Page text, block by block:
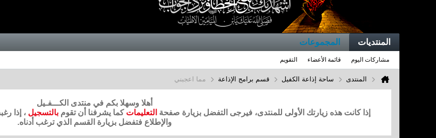
المنتديات المجموعات
مشاركات اليوم قائمة الأعضاء التقويم
المنتدى ساحة إذاعة الكفيل قسم برامج الإذاعة مما اعجبني
أهلا وسهلا بكم في منتدى الكـــفـيل
إذا كانت هذه زيارتك الأولى للمنتدى، فيرجى التفضل بزيارة صفحة التعليمات كما يشرفنا أن تقوم بالتسجيل ، إذا
والإطلاع فتفضل بزيارة القسم الذي ترغب أدناه.